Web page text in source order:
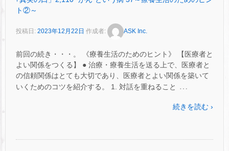
ト②～
投稿日: 2023年12月22日 作成者: ASK Inc.
前回の続き・・・。 《療養生活のためのヒント》 【医療者と
よい関係をつくる】 ● 治療・療養生活を送る上で、医療者と
の信頼関係はとても大切であり、医療者とよい関係を築いて
いくためのコツを紹介する。 1. 対話を重ねること
…
続きを読む ›